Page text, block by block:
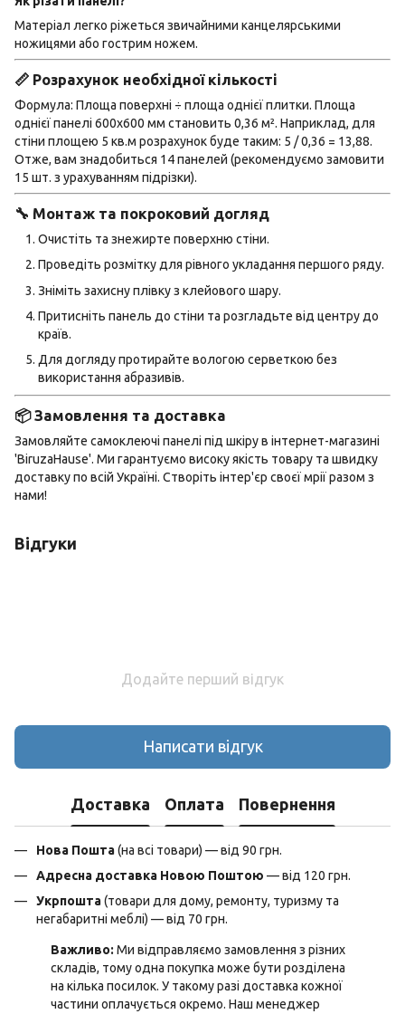
Матеріал легко ріжеться звичайними канцелярськими
ножицями або гострим ножем.
📏 Розрахунок необхідної кількості
Формула: Площа поверхні ÷ площа однієї плитки. Площа
однієї панелі 600х600 мм становить 0,36 м². Наприклад, для
стіни площею 5 кв.м розрахунок буде таким: 5 / 0,36 = 13,88.
Отже, вам знадобиться 14 панелей (рекомендуємо замовити
15 шт. з урахуванням підрізки).
🔧 Монтаж та покроковий догляд
Очистіть та знежирте поверхню стіни.
Проведіть розмітку для рівного укладання першого ряду.
Зніміть захисну плівку з клейового шару.
Притисніть панель до стіни та розгладьте від центру до
країв.
Для догляду протирайте вологою серветкою без
використання абразивів.
📦 Замовлення та доставка
Замовляйте самоклеючі панелі під шкіру в інтернет-магазині
'BiruzaHause'. Ми гарантуємо високу якість товару та швидку
доставку по всій Україні. Створіть інтер'єр своєї мрії разом з
нами!
Відгуки
Додайте перший відгук
Написати відгук
Доставка Оплата Повернення
Нова Пошта(на всі товари) — від 90 грн.
Адресна доставка Новою Поштою — від 120 грн.
Укрпошта(товари для дому, ремонту, туризму та
негабаритні меблі) — від 70 грн.
Важливо: Ми відправляємо замовлення з різних
складів, тому одна покупка може бути розділена
на кілька посилок. У такому разі доставка кожної
частини оплачується окремо. Наш менеджер